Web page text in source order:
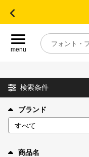
menu
目的別フォントガイド
特集
検索条件
ブランド
商品名